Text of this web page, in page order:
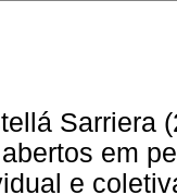
Sarriera
em
e